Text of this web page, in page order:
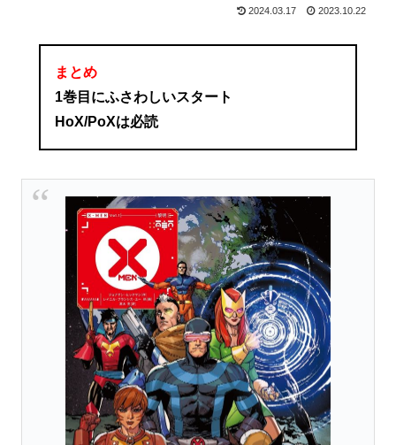
2024.03.17 2023.10.22
まとめ
1巻目にふさわしいスタート
HoX/PoXは必読